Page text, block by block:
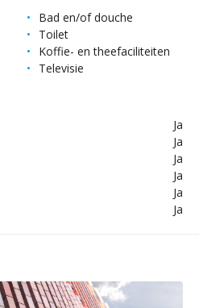
Bad en/of douche
Toilet
Koffie- en theefaciliteiten
Televisie
Ja
Ja
Ja
Ja
Ja
Ja